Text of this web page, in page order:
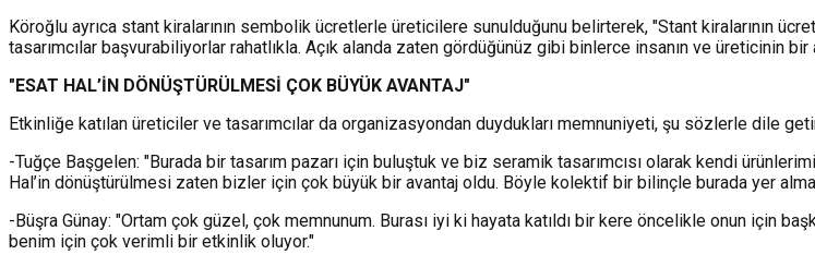
Köroğlu ayrıca stant kiralarının sembolik ücretlerle üreticilere sunulduğunu belirterek, "Stant kiralarının
tasarımcılar başvurabiliyorlar rahatlıkla. Açık alanda zaten gördüğünüz gibi binlerce insanın ve üreticinin
"ESAT HAL’İN DÖNÜŞTÜRÜLMESİ ÇOK BÜYÜK AVANTAJ"
Etkinliğe katılan üreticiler ve tasarımcılar da organizasyondan duydukları memnuniyeti, şu sözlerle dile
-Tuğçe Başgelen: "Burada bir tasarım pazarı için buluştuk ve biz seramik tasarımcısı olarak kendi
Hal’in dönüştürülmesi zaten bizler için çok büyük bir avantaj oldu. Böyle kolektif bir bilinçle burada yer
-Büşra Günay: "Ortam çok güzel, çok memnunum. Burası iyi ki hayata katıldı bir kere öncelikle onun için
benim için çok verimli bir etkinlik oluyor."